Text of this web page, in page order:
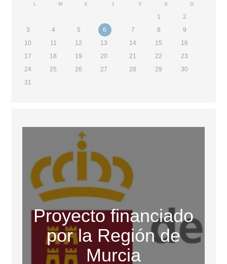
L M X J V S D
1
2
3
4 5 6 7 8
9
10
11 12 13 14 15
16
17
18 19 20 21 22
23
24
25 26 27 28 29
30
31
Proyecto financiado
por la Región de
Murcia